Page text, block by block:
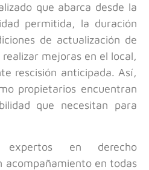
que abarca desde la
permitida, la duración
de actualización de
mejoras en el local,
rescisión anticipada. Así,
propietarios encuentran
que necesitan para
expertos en derecho
acompañamiento en todas